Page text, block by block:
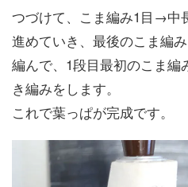
つづけて、こま編み1目→中
進めていき、最後のこま編
編んで、1段目最初のこま編
き編みをします。
これで葉っぱが完成です。